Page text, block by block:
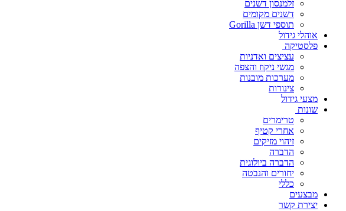
זלמנסון דשנים
דשנים מקומים
תוספי דשן Gorilla
אוהלי גידול
פלסטיקה
עציצים ואדניות
מגשי ניקוז והצפה
מערכות מובנות
צינורות
מצעי גידול
שונות
טרימרים
אחרי קטיף
זיהוי מזיקים
הדברה
הדברה ביולוגית
יחורים והנבטה
כללי
מבצעים
יצירת קשר